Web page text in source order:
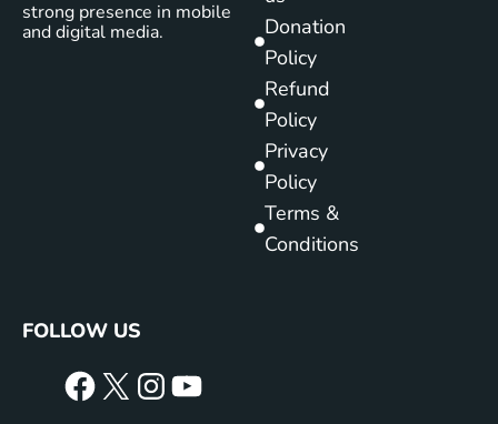
strong presence in mobile
and digital media.
Donation
Policy
Refund
Policy
Privacy
Policy
Terms &
Conditions
FOLLOW US